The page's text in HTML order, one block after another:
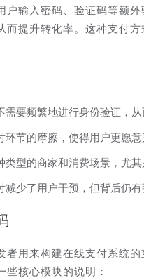
户输入密码、验证码等额
而提升转化率。这种支付
需要频繁地进行身份验证，从
环节的摩擦，使得用户更愿意
类型的商家和消费场景，尤其
减少了用户干预，但背后仍
者用来构建在线支付系统
些核心模块的说明：